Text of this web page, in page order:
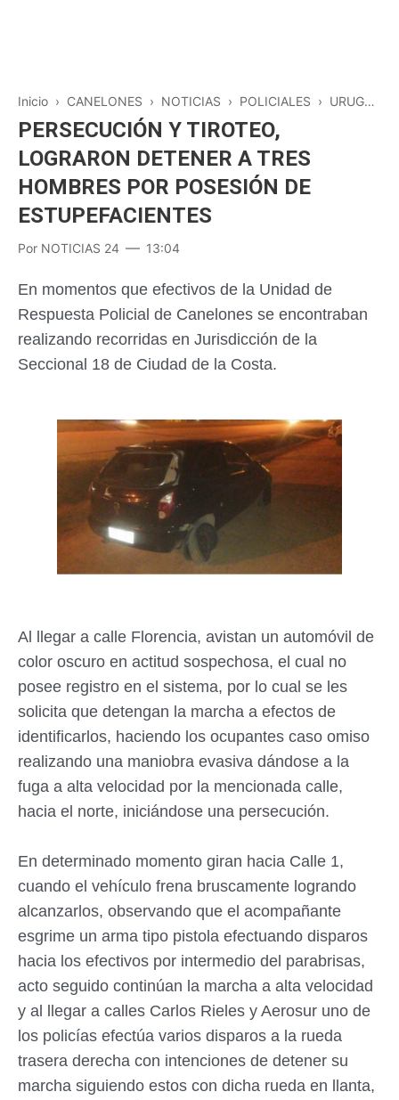
Inicio › CANELONES › NOTICIAS › POLICIALES › URUGUAY
PERSECUCIÓN Y TIROTEO,
LOGRARON DETENER A TRES
HOMBRES POR POSESIÓN DE
ESTUPEFACIENTES
Por NOTICIAS 24 13:04
En momentos que efectivos de la Unidad de
Respuesta Policial de Canelones se encontraban
realizando recorridas en Jurisdicción de la
Seccional 18 de Ciudad de la Costa.
Al llegar a calle Florencia, avistan un automóvil de
color oscuro en actitud sospechosa, el cual no
posee registro en el sistema, por lo cual se les
solicita que detengan la marcha a efectos de
identificarlos, haciendo los ocupantes caso omiso
realizando una maniobra evasiva dándose a la
fuga a alta velocidad por la mencionada calle,
hacia el norte, iniciándose una persecución.
En determinado momento giran hacia Calle 1,
cuando el vehículo frena bruscamente logrando
alcanzarlos, observando que el acompañante
esgrime un arma tipo pistola efectuando disparos
hacia los efectivos por intermedio del parabrisas,
acto seguido continúan la marcha a alta velocidad
y al llegar a calles Carlos Rieles y Aerosur uno de
los policías efectúa varios disparos a la rueda
trasera derecha con intenciones de detener su
marcha siguiendo estos con dicha rueda en llanta,